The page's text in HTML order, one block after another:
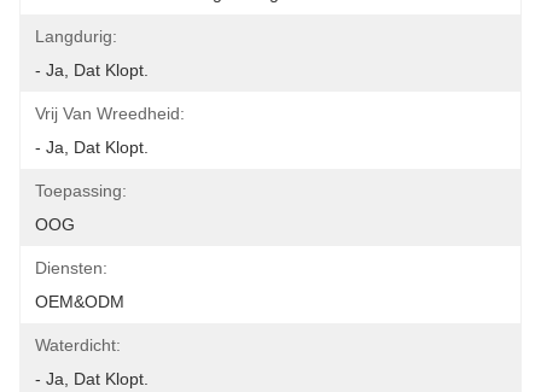
Langdurig:
- Ja, Dat Klopt.
Vrij Van Wreedheid:
- Ja, Dat Klopt.
Toepassing:
OOG
Diensten:
OEM&ODM
Waterdicht:
- Ja, Dat Klopt.